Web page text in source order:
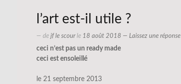
l’art est-il utile ?
— de jf le scourle 18 août 2018 — Laissez une réponse
ceci n’est pas un ready made
ceci est ensoleillé
le 21 septembre 2013